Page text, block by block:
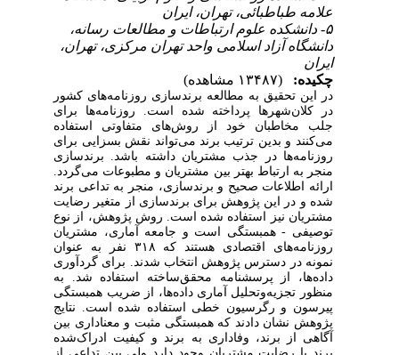
علامه طباطبائی، تهران، ایران
۵- دانشکده علوم ارتباطات و مطالعات رسانه،
دانشگاه آزاد اسلامی واحد تهران مرکزی، تهران،
ایران
چکیده:
در این تحقیق به مطالعه برندسازی روزنامه‌های کشور
در کلان‌شهرها پرداخته شده است. روزنامه‌‌هابرای
جلب مخاطبان خود از روش‌های متفاوتی استفاده
میکنند و بدین ترتیب برند می‌تواند نقش بسزایی برای
روزنامه‌ها در جذب مشتریان داشته باشد. برندسازی
منجر به ارتباط بهتر بین مشتریان و مطبوعات می‌گردد.
ارائه اطلاعات صحیح و برندسازی، منجر به تداعی برند
شده و در این پژوهش برای برندسازی از متغیر رضایت
مشتریان نیز استفاده شده است. روش پژوهش، از نوع
توصیفی - همبستگی است و جامعه آماری، مشتریان
روزنامه‌های اقتصادی هستند که ۳۱۸ نفر به عنوان
نمونه در دسترس پژوهش انتخاب شدند. برای گردآوری
داده‌ها، از پرسشنامه محقق‌ساخته استفاده شد. به
منظور تجزیه‌و‌تحلیل آماری داده‌ها، از ضریب همبستگی
پیرسون و رگرسیون خطی استفاده شده است. نتایج
پژوهش نشان دادند که همبستگی مثبت و معناداری بین
آگاهی از برند، وفاداری به برند و کیفیت ادراک‌شده